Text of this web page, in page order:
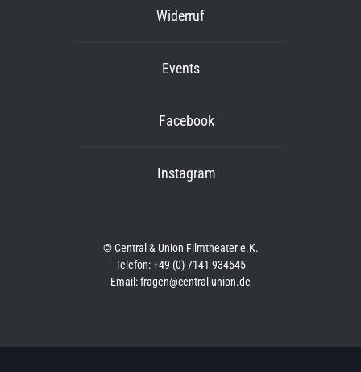
Widerruf
Events
Facebook
Instagram
© Central & Union Filmtheater e.K.
Telefon: +49 (0) 7141 934545
Email: fragen@central-union.de